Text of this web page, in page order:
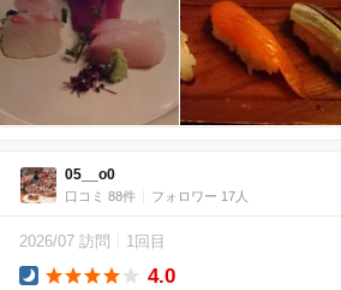
05__o0
口コミ 88件 フォロワー 17人
2026/07 訪問 1回目
4.0